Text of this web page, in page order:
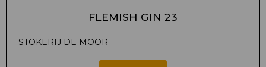
FLEMISH GIN 23
STOKERIJ DE MOOR